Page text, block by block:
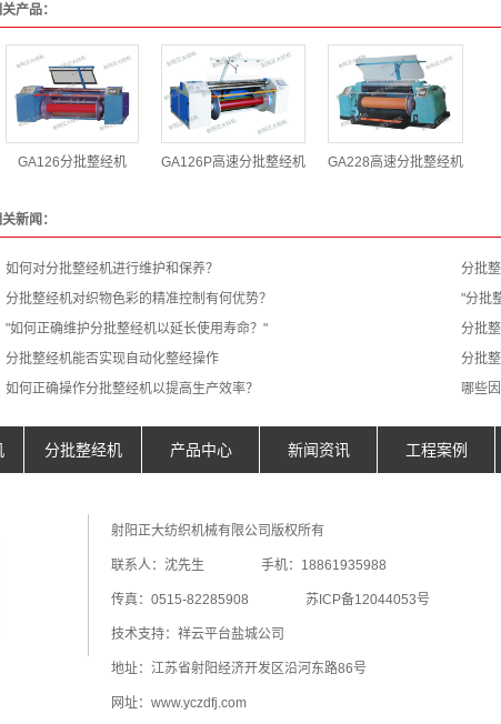
产品：
GA126分批整经机 GA126P高速分批整经机 GA228高速分批整经机
新闻：
如何对分批整经机进行维护和保养？
分批
分批整经机对织物色彩的精准控制有何优势？
"分批
"如何正确维护分批整经机以延长使用寿命？"
分批
分批整经机能否实现自动化整经操作
分批
如何正确操作分批整经机以提高生产效率？
哪些
分批整经机 产品中心 新闻资讯 工程案例
射阳正大纺织机械有限公司版权所有
联系人：沈先生 手机：18861935988
传真：0515-82285908 苏ICP备12044053号
技术支持： 祥云平台盐城公司
地址：江苏省射阳经济开发区沿河东路86号
网址：www.yczdfj.com